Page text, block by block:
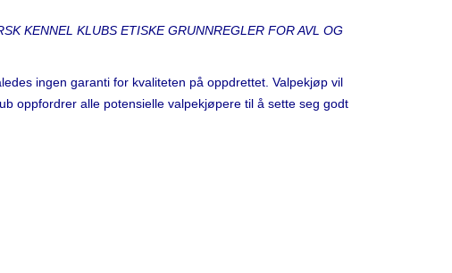
KENNEL KLUBS ETISKE GRUNNREGLER FOR AVL OG
ingen garanti for kvaliteten på oppdrettet. Valpekjøp vil
oppfordrer alle potensielle valpekjøpere til å sette seg godt